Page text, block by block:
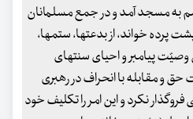
به مسجد آمد و در جمع مسلمانان
پرده خواند، از بدعتها، ستمها،
پیامبر و احیای سنتهای
حق و مقابله با انحراف در رهبری
نکرد و این امر را تکلیف خود